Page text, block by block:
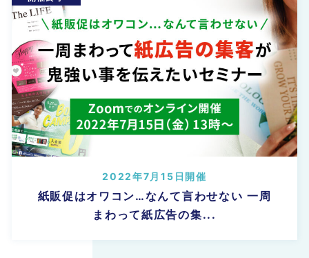
紙販促はオワコン…なんて言わせない 一周
まわって紙広告の集...
2022年7月15日開催